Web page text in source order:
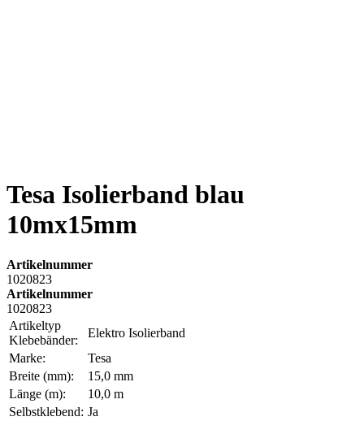
Tesa Isolierband blau
10mx15mm
Artikelnummer
1020823
Artikelnummer
1020823
Artikeltyp
Klebebänder:
Elektro Isolierband
Marke:
Tesa
Breite (mm):
15,0 mm
Länge (m):
10,0 m
Selbstklebend: Ja